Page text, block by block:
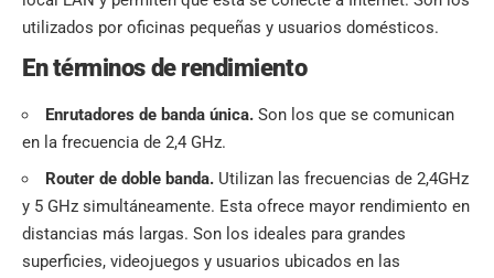
utilizados por oficinas pequeñas y usuarios domésticos.
En términos de rendimiento
Enrutadores de banda única. Son los que se comunican
en la frecuencia de 2,4 GHz.
Router de doble banda. Utilizan las frecuencias de 2,4GHz
y 5 GHz simultáneamente. Esta ofrece mayor rendimiento en
distancias más largas. Son los ideales para grandes
superficies, videojuegos y usuarios ubicados en las